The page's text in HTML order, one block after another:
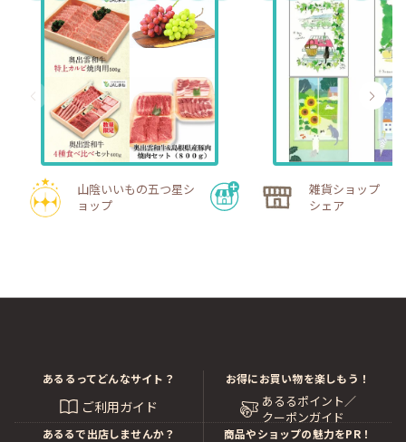
山陰いいもの五つ星シ
ョップ
雑貨ショップ ハ
シェア
あるるってどんなサイト？
ご利用ガイド
お得にお買い物を楽しもう！
あるるポイント／
クーポンガイド
あるるで出店しませんか？ 商品やショップの魅力をPR！